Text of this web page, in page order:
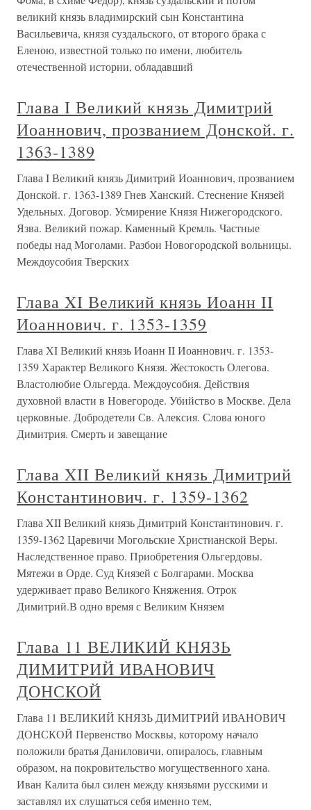
великий князь владимирский сын Константина
Васильевича, князя суздальского, от второго брака с
Еленою, известной только по имени, любитель
отечественной истории, обладавший
Глава I Великий князь Димитрий
Иоаннович, прозванием Донской. г.
1363-1389
Глава I Великий князь Димитрий Иоаннович, прозванием
Донской. г. 1363-1389 Гнев Ханский. Стеснение Князей
Удельных. Договор. Усмирение Князя Нижегородского.
Язва. Великий пожар. Каменный Кремль. Частные
победы над Моголами. Разбои Новогородской вольницы.
Междоусобия Тверских
Глава XI Великий князь Иоанн II
Иоаннович. г. 1353-1359
Глава XI Великий князь Иоанн II Иоаннович. г. 1353-
1359 Характер Великого Князя. Жестокость Олегова.
Властолюбие Ольгерда. Междоусобия. Действия
духовной власти в Новегороде. Убийство в Москве. Дела
церковные. Добродетели Св. Алексия. Слова юного
Димитрия. Смерть и завещание
Глава XII Великий князь Димитрий
Константинович. г. 1359-1362
Глава XII Великий князь Димитрий Константинович. г.
1359-1362 Царевичи Могольские Христианской Веры.
Наследственное право. Приобретения Ольгердовы.
Мятежи в Орде. Суд Князей с Болгарами. Москва
удерживает право Великого Княжения. Отрок
Димитрий.В одно время с Великим Князем
Глава 11 ВЕЛИКИЙ КНЯЗЬ
ДИМИТРИЙ ИВАНОВИЧ
ДОНСКОЙ
Глава 11 ВЕЛИКИЙ КНЯЗЬ ДИМИТРИЙ ИВАНОВИЧ
ДОНСКОЙ Первенство Москвы, которому начало
положили братья Даниловичи, опиралось, главным
образом, на покровительство могущественного хана.
Иван Калита был силен между князьями русскими и
заставлял их слушаться себя именно тем,